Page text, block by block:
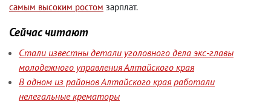
самым высоким ростом зарплат.
Сейчас читают
Стали известны детали уголовного дела экс-главы
молодежного управления Алтайского края
В одном из районов Алтайского края работали
нелегальные крематоры